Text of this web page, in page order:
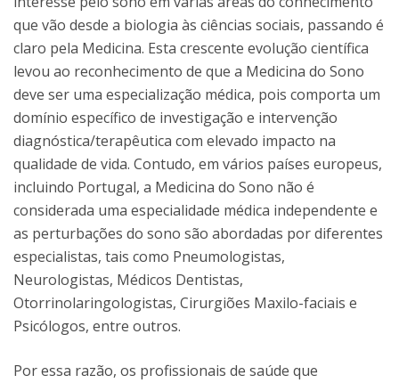
que vão desde a biologia às ciências sociais, passando é
claro pela Medicina. Esta crescente evolução científica
levou ao reconhecimento de que a Medicina do Sono
deve ser uma especialização médica, pois comporta um
domínio específico de investigação e intervenção
diagnóstica/terapêutica com elevado impacto na
qualidade de vida. Contudo, em vários países europeus,
incluindo Portugal, a Medicina do Sono não é
considerada uma especialidade médica independente e
as perturbações do sono são abordadas por diferentes
especialistas, tais como Pneumologistas,
Neurologistas, Médicos Dentistas,
Otorrinolaringologistas, Cirurgiões Maxilo-faciais e
Psicólogos, entre outros.
Por essa razão, os profissionais de saúde que